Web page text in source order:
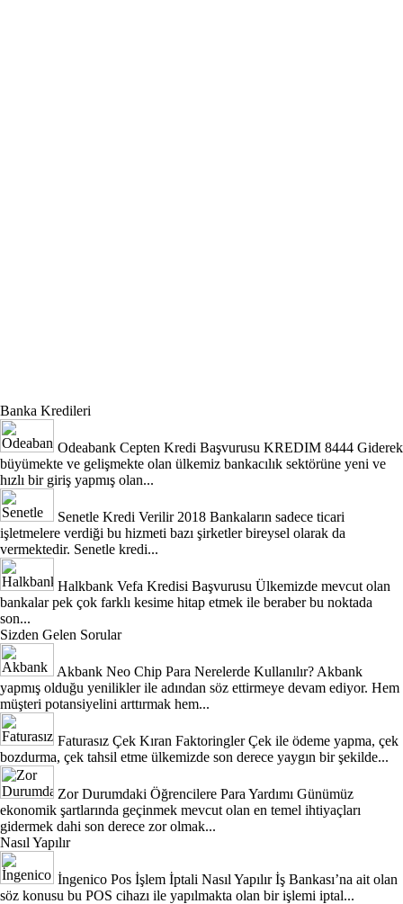
Banka Kredileri
Odeabank Cepten Kredi Başvurusu KREDIM 8444 Giderek
büyümekte ve gelişmekte olan ülkemiz bankacılık sektörüne yeni ve
hızlı bir giriş yapmış olan...
Senetle Kredi Verilir 2018 Bankaların sadece ticari
işletmelere verdiği bu hizmeti bazı şirketler bireysel olarak da
vermektedir. Senetle kredi...
Halkbank Vefa Kredisi Başvurusu Ülkemizde mevcut olan
bankalar pek çok farklı kesime hitap etmek ile beraber bu noktada
son...
Sizden Gelen Sorular
Akbank Neo Chip Para Nerelerde Kullanılır? Akbank
yapmış olduğu yenilikler ile adından söz ettirmeye devam ediyor. Hem
müşteri potansiyelini arttırmak hem...
Faturasız Çek Kıran Faktoringler Çek ile ödeme yapma, çek
bozdurma, çek tahsil etme ülkemizde son derece yaygın bir şekilde...
Zor Durumdaki Öğrencilere Para Yardımı Günümüz
ekonomik şartlarında geçinmek mevcut olan en temel ihtiyaçları
gidermek dahi son derece zor olmak...
Nasıl Yapılır
İngenico Pos İşlem İptali Nasıl Yapılır İş Bankası’na ait olan
söz konusu bu POS cihazı ile yapılmakta olan bir işlemi iptal...